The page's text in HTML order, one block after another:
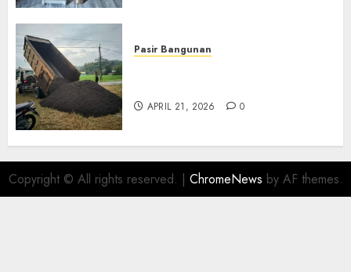
Pasir Bangunan
APRIL 21, 2026 0
Copyright © All rights reserved. | ChromeNews by AF themes.